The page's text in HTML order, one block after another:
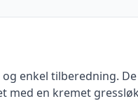
enkel tilberedning.
med en kremet